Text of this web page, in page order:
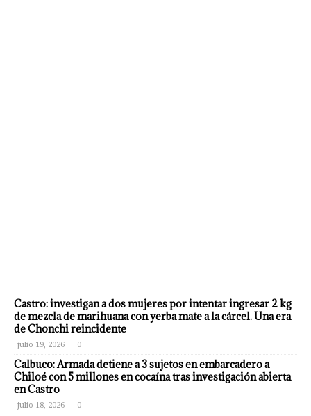
Castro: investigan a dos mujeres por intentar ingresar 2 kg
de mezcla de marihuana con yerba mate a la cárcel. Una era
de Chonchi reincidente
julio 19, 2026 0
Calbuco: Armada detiene a 3 sujetos en embarcadero a
Chiloé con 5 millones en cocaína tras investigación abierta
en Castro
julio 18, 2026 0